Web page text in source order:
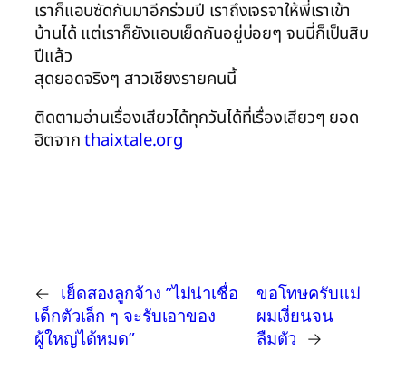
เราก็แอบซัดกันมาอีกร่วมปี เราถึงเจรจาให้พี่เราเข้า
บ้านได้ แต่เราก็ยังแอบเย็ดกันอยู่บ่อยๆ จนนี่ก็เป็นสิบ
ปีแล้ว
สุดยอดจริงๆ สาวเชียงรายคนนี้
ติดตามอ่านเรื่องเสียวได้ทุกวันได้ที่เรื่องเสียวๆ ยอด
ฮิตจากthaixtale.org
← เย็ดสองลูกจ้าง ”ไม่น่าเชื่อ
เด็กตัวเล็ก ๆ จะรับเอาของ
ผู้ใหญ่ได้หมด”
ขอโทษครับแม่
ผมเงี่ยนจน
ลืมตัว →